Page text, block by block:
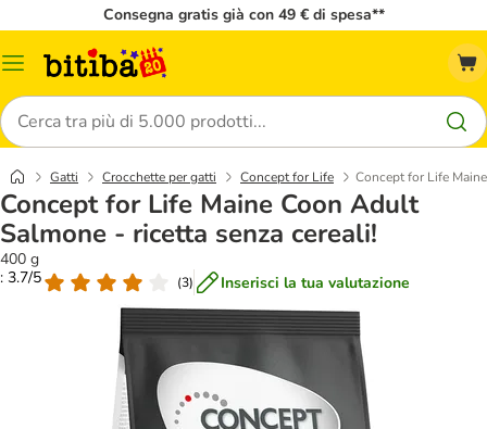
Consegna gratis già con 49 € di spesa**
Overview
Cerca
Gatti Crocchette per gatti Concept for Life Concept for Life
Concept for Life Maine Coon Adult
Salmone - ricetta senza cereali!
400 g
: 3.7/5
(3) Inserisci la tua valutazione